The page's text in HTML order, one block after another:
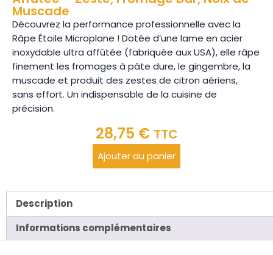
Muscade
Découvrez la performance professionnelle avec la
Râpe Étoile Microplane ! Dotée d’une lame en acier
inoxydable ultra affûtée (fabriquée aux USA), elle râpe
finement les fromages à pâte dure, le gingembre, la
muscade et produit des zestes de citron aériens,
sans effort. Un indispensable de la cuisine de
précision.
28,75 € TTC
Ajouter au panier
Description
Informations complémentaires